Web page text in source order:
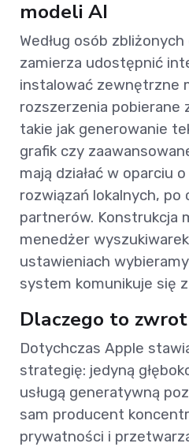
modeli AI
Według osób
zamierza udostępnić
instalować zewnętrzne
rozszerzenia pobierane
takie jak generowanie
grafik czy
mają działać w oparciu
rozwiązań lokalnych,
partnerów. Konstrukcja
menedżer
ustawieniach
system komunikuje się
Dlaczego to
Dotychczas Apple
strategię: jedyną
usługą generatywną
sam producent
prywatności i